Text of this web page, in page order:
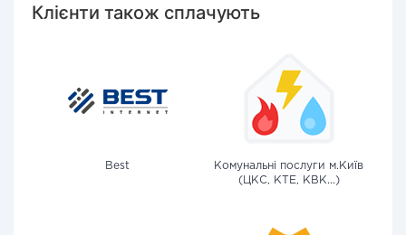
Клієнти також сплачують
Best
Комунальні послуги м.Київ
(ЦКС, КТЕ, КВК...)